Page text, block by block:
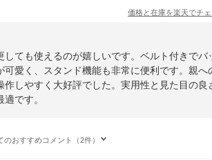
価格と在庫を楽天でチェ
しても使えるのが嬉しいです。ベルト付きでバ
愛く、スタンド機能も非常に便利です。親へ
しやすく大好評でした。実用性と見た目の良
です。
のおすすめコメント（2件）